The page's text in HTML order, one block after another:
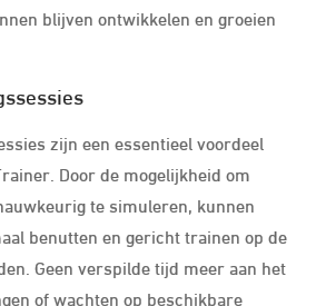
blijven ontwikkelen en groeien
zijn een essentieel voordeel
Door de mogelijkheid om
te simuleren, kunnen
benutten en gericht trainen op de
Geen verspilde tijd meer aan het
of wachten op beschikbare